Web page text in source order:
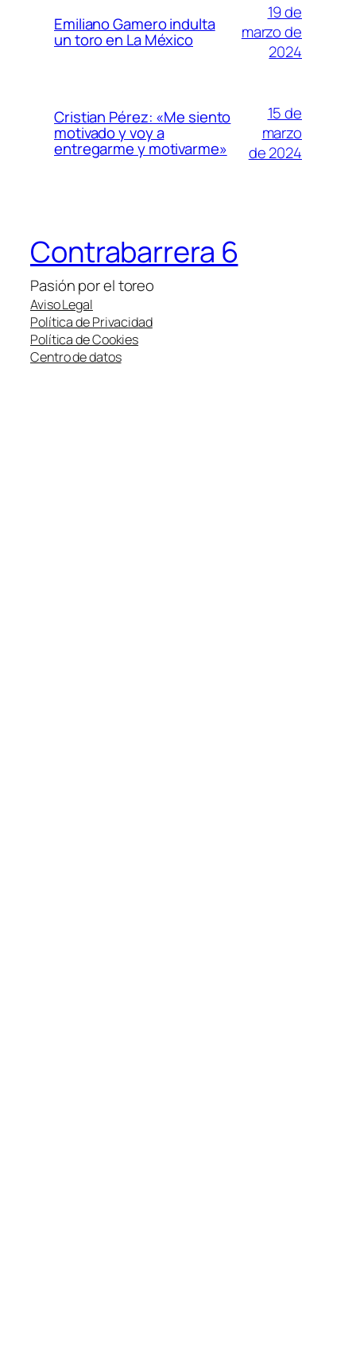
Emiliano Gamero indulta
un toro en La México
19 de
marzo de
2024
Cristian Pérez: «Me siento
motivado y voy a
entregarme y motivarme»
15 de
marzo
de 2024
Contrabarrera 6
Pasión por el toreo
Aviso Legal
Política de Privacidad
Política de Cookies
Centro de datos